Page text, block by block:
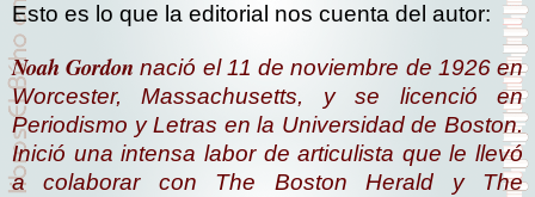
Esto es lo que la editorial nos cuenta del autor:
Noah Gordon nació el 11 de noviembre de 1926 en
Worcester, Massachusetts, y se licenció en
Periodismo y Letras en la Universidad de Boston.
Inició una intensa labor de articulista que le llevó
a colaborar con The Boston Herald y The